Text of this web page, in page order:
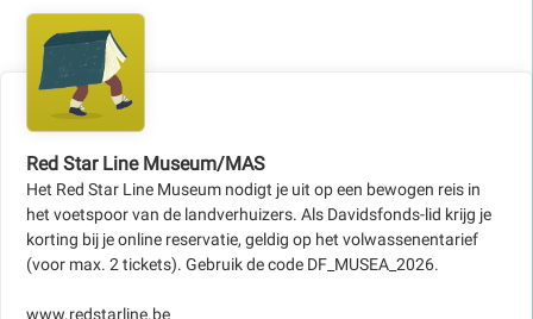
Red Star Line Museum/MAS
Het Red Star Line Museum nodigt je uit op een bewogen reis in
het voetspoor van de landverhuizers. Als Davidsfonds-lid krijg je
korting bij je online reservatie, geldig op het volwassenentarief
(voor max. 2 tickets). Gebruik de code DF_MUSEA_2026.
www.redstarline.be